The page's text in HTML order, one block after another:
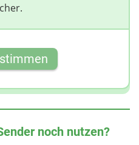
noch nutzen?